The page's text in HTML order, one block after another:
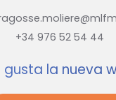
+34 976 52 54 44
gusta la nueva